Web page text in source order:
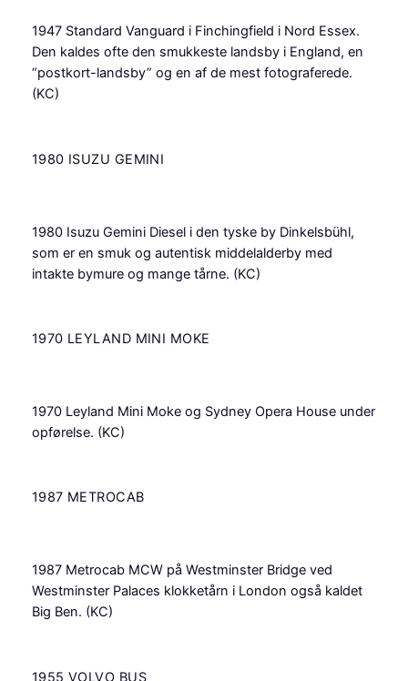
1947 Standard Vanguard i Finchingfield i Nord Essex.
Den kaldes ofte den smukkeste landsby i England, en
“postkort-landsby” og en af ​​de mest fotograferede.
(KC)
1980 ISUZU GEMINI
1980 Isuzu Gemini Diesel i den tyske by Dinkelsbühl,
som er en smuk og autentisk middelalderby med
intakte bymure og mange tårne. (KC)
1970 LEYLAND MINI MOKE
1970 Leyland Mini Moke og Sydney Opera House under
opførelse. (KC)
1987 METROCAB
1987 Metrocab MCW på Westminster Bridge ved
Westminster Palaces klokketårn i London også kaldet
Big Ben. (KC)
1955 VOLVO BUS